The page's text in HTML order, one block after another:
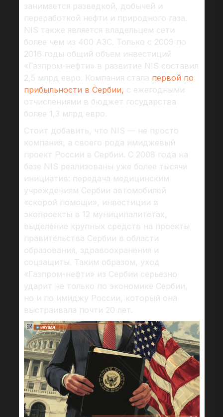
занимается разведкой, добычей и
переработкой нефти и природного газа.
NIS также является владельцем сети
более чем из 400 АЗС. Только с 2009 по
2016 годы общий объем инвестиций
«Газпром-нефти» в развитие NIS составил
2,5 млрд евро. Компания стала первой по
прибыльности в Сербии, с ежегодными
отчислениями в бюджет государства
более 1,3 млрд евро.
Стоит добавить, что NIS — не просто
компания, а своего рода имиджевый
проект России в Сербии. С 2008 года на
базе NIS реализованы уже более тысячи
инициатив: передача медицинским
учреждениям Сербии автомобилей
«скорой помощи», инвестиции в
экопроекты в 12 муниципалитетах,
выделение крупных средств на проекты
правительства Сербии в области
образования, здравоохранения и
соцзащиты. Таким образом, уход
«Газпром-нефти» из Сербии серьезно
ударит не только по экономике Сербии,
но и по имиджу России, который она
выстраивала почти 20 лет.